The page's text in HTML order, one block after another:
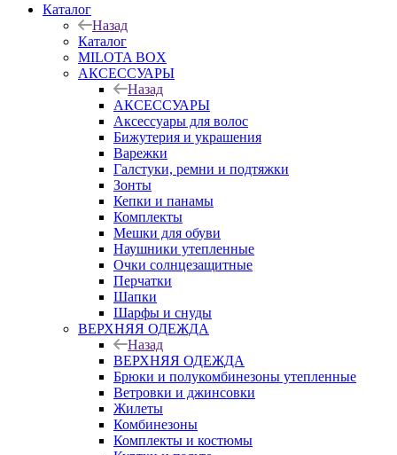
Каталог
Назад
Каталог
MILOTA BOX
АКСЕССУАРЫ
Назад
АКСЕССУАРЫ
Аксессуары для волос
Бижутерия и украшения
Варежки
Галстуки, ремни и подтяжки
Зонты
Кепки и панамы
Комплекты
Мешки для обуви
Наушники утепленные
Очки солнцезащитные
Перчатки
Шапки
Шарфы и снуды
ВЕРХНЯЯ ОДЕЖДА
Назад
ВЕРХНЯЯ ОДЕЖДА
Брюки и полукомбинезоны утепленные
Ветровки и джинсовки
Жилеты
Комбинезоны
Комплекты и костюмы